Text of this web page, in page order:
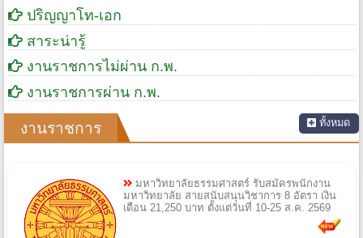
ปริญญาโท-เอก
สาระน่ารู้
งานราชการไม่ผ่าน ก.พ.
งานราชการผ่าน ก.พ.
งานราชการ ทั้งหมด
มหาวิทยาลัยธรรมศาสตร์ รับสมัครพนักงาน
มหาวิทยาลัย สายสนับสนุนวิชาการ 8 อัตรา เงิน
เดือน 21,250 บาท ตั้งแต่วันที่ 10-25 ส.ค. 2569